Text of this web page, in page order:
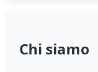
Chi siamo